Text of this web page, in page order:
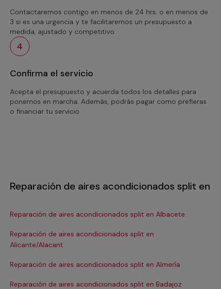
Contactaremos contigo en menos de 24 hrs. o en menos de
3 si es una urgencia y te facilitaremos un presupuesto a
medida, ajustado y competitivo.
4
Confirma el servicio
Acepta el presupuesto y acuerda todos los detalles para
ponernos en marcha. Además, podrás pagar como prefieras
o financiar tu servicio.
Reparación de aires acondicionados split en
Reparación de aires acondicionados split en Albacete
Reparación de aires acondicionados split en
Alicante/Alacant
Reparación de aires acondicionados split en Almería
Reparación de aires acondicionados split en Badajoz